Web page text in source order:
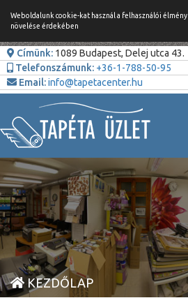
Weboldalunk cookie-kat használ a felhasználói élmény
növelése érdekében
Címünk: 1089 Budapest, Delej utca 43.
Telefonszámunk: +36-1-788-50-95
Email:info@tapetacenter.hu
KEZDŐLAP